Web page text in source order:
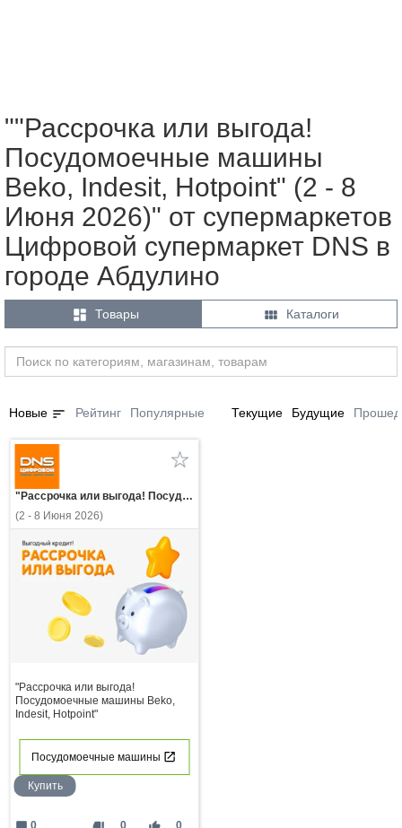
""Рассрочка или выгода!
Посудомоечные машины
Beko, Indesit, Hotpoint" (2 - 8
Июня 2026)" от супермаркетов
Цифровой супермаркет DNS в
городе Абдулино
 Товары  Каталоги
Новые sort Рейтинг Популярные Текущие Будущие
"Рассрочка или выгода! Посудомоечные машины Beko, Indesit, Hotpoint"
(2 - 8 Июня 2026)
"Рассрочка или выгода!
Посудомоечные машины Beko,
Indesit, Hotpoint"
Посудомоечные машины
Купить
0 0
0